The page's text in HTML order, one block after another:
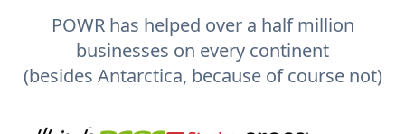
POWR has helped over a half million
businesses on every continent
(besides Antarctica, because of course not)